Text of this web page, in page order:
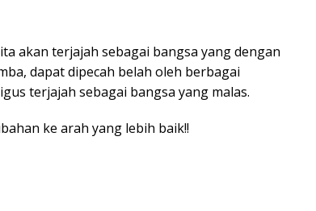
akan terjajah sebagai bangsa yang dengan
dapat dipecah belah oleh berbagai
terjajah sebagai bangsa yang malas.
ke arah yang lebih baik!!